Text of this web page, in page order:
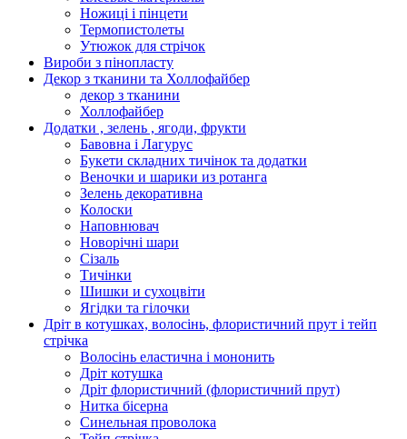
Ножиці і пінцети
Термопистолеты
Утюжок для стрічок
Вироби з пінопласту
Декор з тканини та Холлофайбер
декор з тканини
Холлофайбер
Додатки , зелень , ягоди, фрукти
Бавовна і Лагурус
Букети складних тичінок та додатки
Веночки и шарики из ротанга
Зелень декоративна
Колоски
Наповнювач
Новорічні шари
Сізаль
Тичінки
Шишки и сухоцвіти
Ягідки та гілочки
Дріт в котушках, волосінь, флористичний прут і тейп
стрічка
Волосінь еластична і мононить
Дріт котушка
Дріт флористичний (флористичний прут)
Нитка бісерна
Синельная проволока